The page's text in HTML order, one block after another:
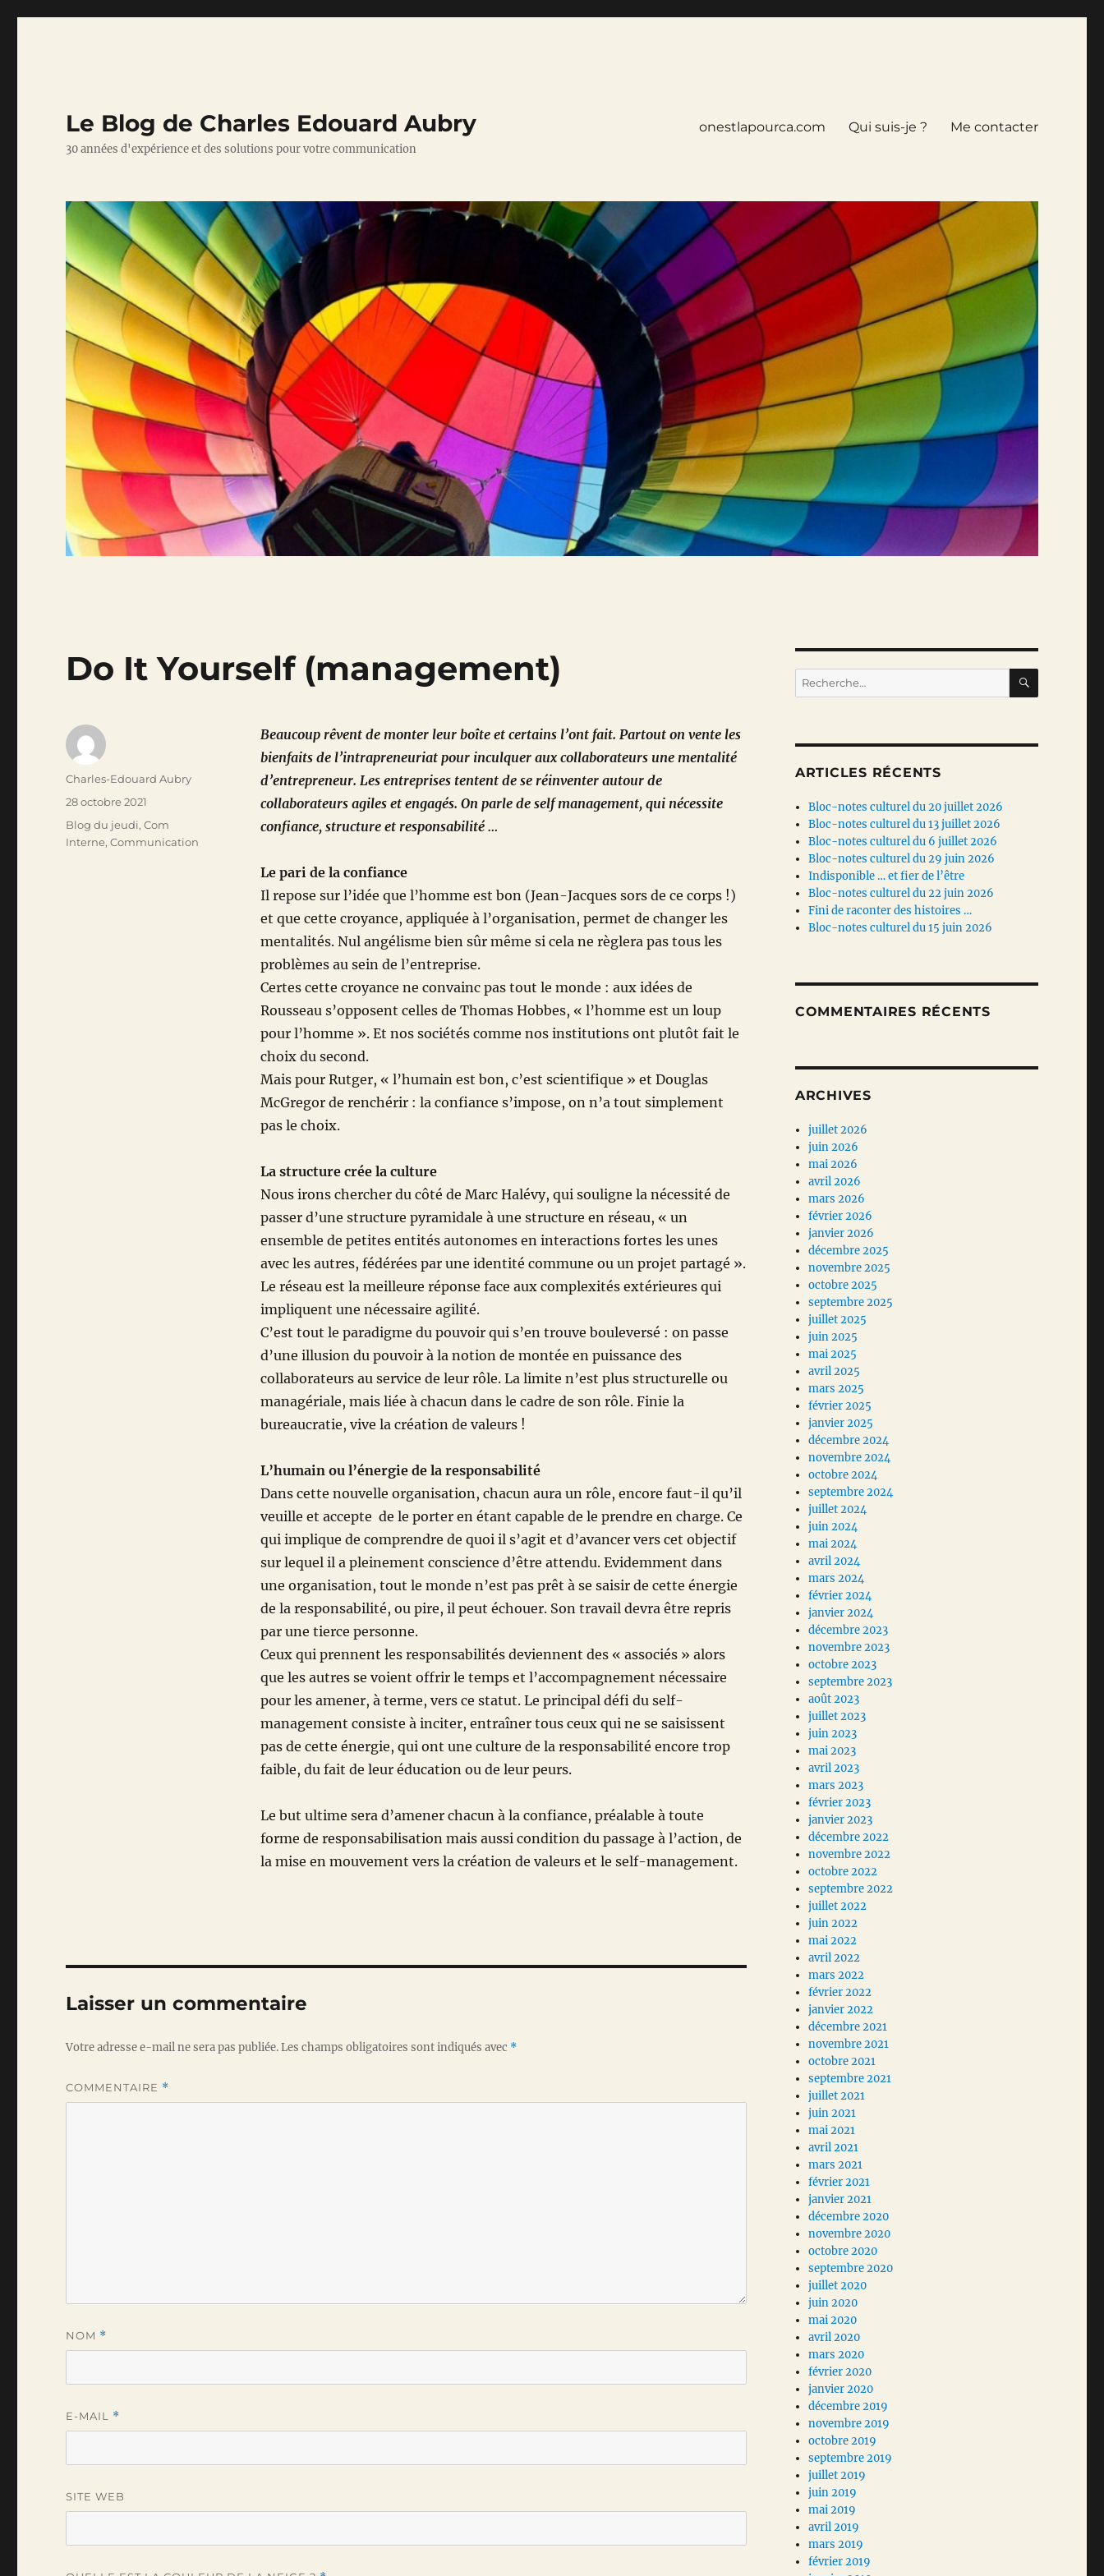
Le Blog de Charles Edouard Aubry
30 années d'expérience et des solutions pour votre communication
onestlapourca.com Qui suis-je ? Me contacter
Do It Yourself (management)
Beaucoup rêvent de monter leur boîte et certains l’ont fait. Partout on vente les
bienfaits de l’intrapreneuriat pour inculquer aux collaborateurs une mentalité
d’entrepreneur. Les entreprises tentent de se réinventer autour de
collaborateurs agiles et engagés. On parle de self management, qui nécessite
confiance, structure et responsabilité …
Le pari de la confiance
Il repose sur l’idée que l’homme est bon (Jean-Jacques sors de ce corps !)
et que cette croyance, appliquée à l’organisation, permet de changer les
mentalités. Nul angélisme bien sûr même si cela ne règlera pas tous les
problèmes au sein de l’entreprise.
Certes cette croyance ne convainc pas tout le monde : aux idées de
Rousseau s’opposent celles de Thomas Hobbes, « l’homme est un loup
pour l’homme ». Et nos sociétés comme nos institutions ont plutôt fait le
choix du second.
Mais pour Rutger, « l’humain est bon, c’est scientifique » et Douglas
McGregor de renchérir : la confiance s’impose, on n’a tout simplement
pas le choix.
La structure crée la culture
Nous irons chercher du côté de Marc Halévy, qui souligne la nécessité de
passer d’une structure pyramidale à une structure en réseau, « un
ensemble de petites entités autonomes en interactions fortes les unes
avec les autres, fédérées par une identité commune ou un projet partagé ».
Le réseau est la meilleure réponse face aux complexités extérieures qui
impliquent une nécessaire agilité.
C’est tout le paradigme du pouvoir qui s’en trouve bouleversé : on passe
d’une illusion du pouvoir à la notion de montée en puissance des
collaborateurs au service de leur rôle. La limite n’est plus structurelle ou
managériale, mais liée à chacun dans le cadre de son rôle. Finie la
bureaucratie, vive la création de valeurs !
L’humain ou l’énergie de la responsabilité
Dans cette nouvelle organisation, chacun aura un rôle, encore faut-il qu’il
veuille et accepte de le porter en étant capable de le prendre en charge. Ce
qui implique de comprendre de quoi il s’agit et d’avancer vers cet objectif
sur lequel il a pleinement conscience d’être attendu. Evidemment dans
une organisation, tout le monde n’est pas prêt à se saisir de cette énergie
de la responsabilité, ou pire, il peut échouer. Son travail devra être repris
par une tierce personne.
Ceux qui prennent les responsabilités deviennent des « associés » alors
que les autres se voient offrir le temps et l’accompagnement nécessaire
pour les amener, à terme, vers ce statut. Le principal défi du self-
management consiste à inciter, entraîner tous ceux qui ne se saisissent
pas de cette énergie, qui ont une culture de la responsabilité encore trop
faible, du fait de leur éducation ou de leur peurs.
Le but ultime sera d’amener chacun à la confiance, préalable à toute
forme de responsabilisation mais aussi condition du passage à l’action, de
la mise en mouvement vers la création de valeurs et le self-management.
Auteur
Charles-Edouard Aubry
Publié
le
28 octobre 2021
Catégories
Blog du jeudi,Com
Interne,Communication
Laisser un commentaire
Votre adresse e-mail ne sera pas publiée.Les champs obligatoires sont indiqués avec *
COMMENTAIRE *
NOM *
E-MAIL *
SITE WEB
Recherche
pour :
ARTICLES RÉCENTS
Bloc-notes culturel du 20 juillet 2026
Bloc-notes culturel du 13 juillet 2026
Bloc-notes culturel du 6 juillet 2026
Bloc-notes culturel du 29 juin 2026
Indisponible … et fier de l’être
Bloc-notes culturel du 22 juin 2026
Fini de raconter des histoires …
Bloc-notes culturel du 15 juin 2026
COMMENTAIRES RÉCENTS
ARCHIVES
juillet 2026
juin 2026
mai 2026
avril 2026
mars 2026
février 2026
janvier 2026
décembre 2025
novembre 2025
octobre 2025
septembre 2025
juillet 2025
juin 2025
mai 2025
avril 2025
mars 2025
février 2025
janvier 2025
décembre 2024
novembre 2024
octobre 2024
septembre 2024
juillet 2024
juin 2024
mai 2024
avril 2024
mars 2024
février 2024
janvier 2024
décembre 2023
novembre 2023
octobre 2023
septembre 2023
août 2023
juillet 2023
juin 2023
mai 2023
avril 2023
mars 2023
février 2023
janvier 2023
décembre 2022
novembre 2022
octobre 2022
septembre 2022
juillet 2022
juin 2022
mai 2022
avril 2022
mars 2022
février 2022
janvier 2022
décembre 2021
novembre 2021
octobre 2021
septembre 2021
juillet 2021
juin 2021
mai 2021
avril 2021
mars 2021
février 2021
janvier 2021
décembre 2020
novembre 2020
octobre 2020
septembre 2020
juillet 2020
juin 2020
mai 2020
avril 2020
mars 2020
février 2020
janvier 2020
décembre 2019
novembre 2019
octobre 2019
septembre 2019
juillet 2019
juin 2019
mai 2019
avril 2019
mars 2019
février 2019